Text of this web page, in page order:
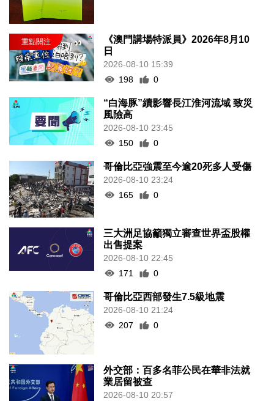
《澳門講場特派員》2026年8月10
日
2026-08-10 15:39
198
0
“白海豚”續影響長江淮河流域 致災
風險高
2026-08-10 23:45
150
0
哥倫比亞強震至今逾20死多人受傷
2026-08-10 23:24
165
0
三大洲足協籲獨立審查世界盃股權
出售提案
2026-08-10 22:45
171
0
哥倫比亞西部發生7.5級地震
2026-08-10 21:24
207
0
外交部：百多名菲公民在華非法就
業居留被查
2026-08-10 20:57